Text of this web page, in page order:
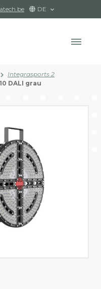
DE
Integrasports 2
DALI grau